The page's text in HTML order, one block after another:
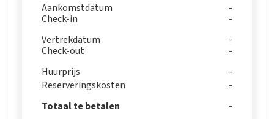
Aankomstdatum
Check-in
Vertrekdatum
Check-out
Huurprijs
Reserveringskosten
Totaal te betalen